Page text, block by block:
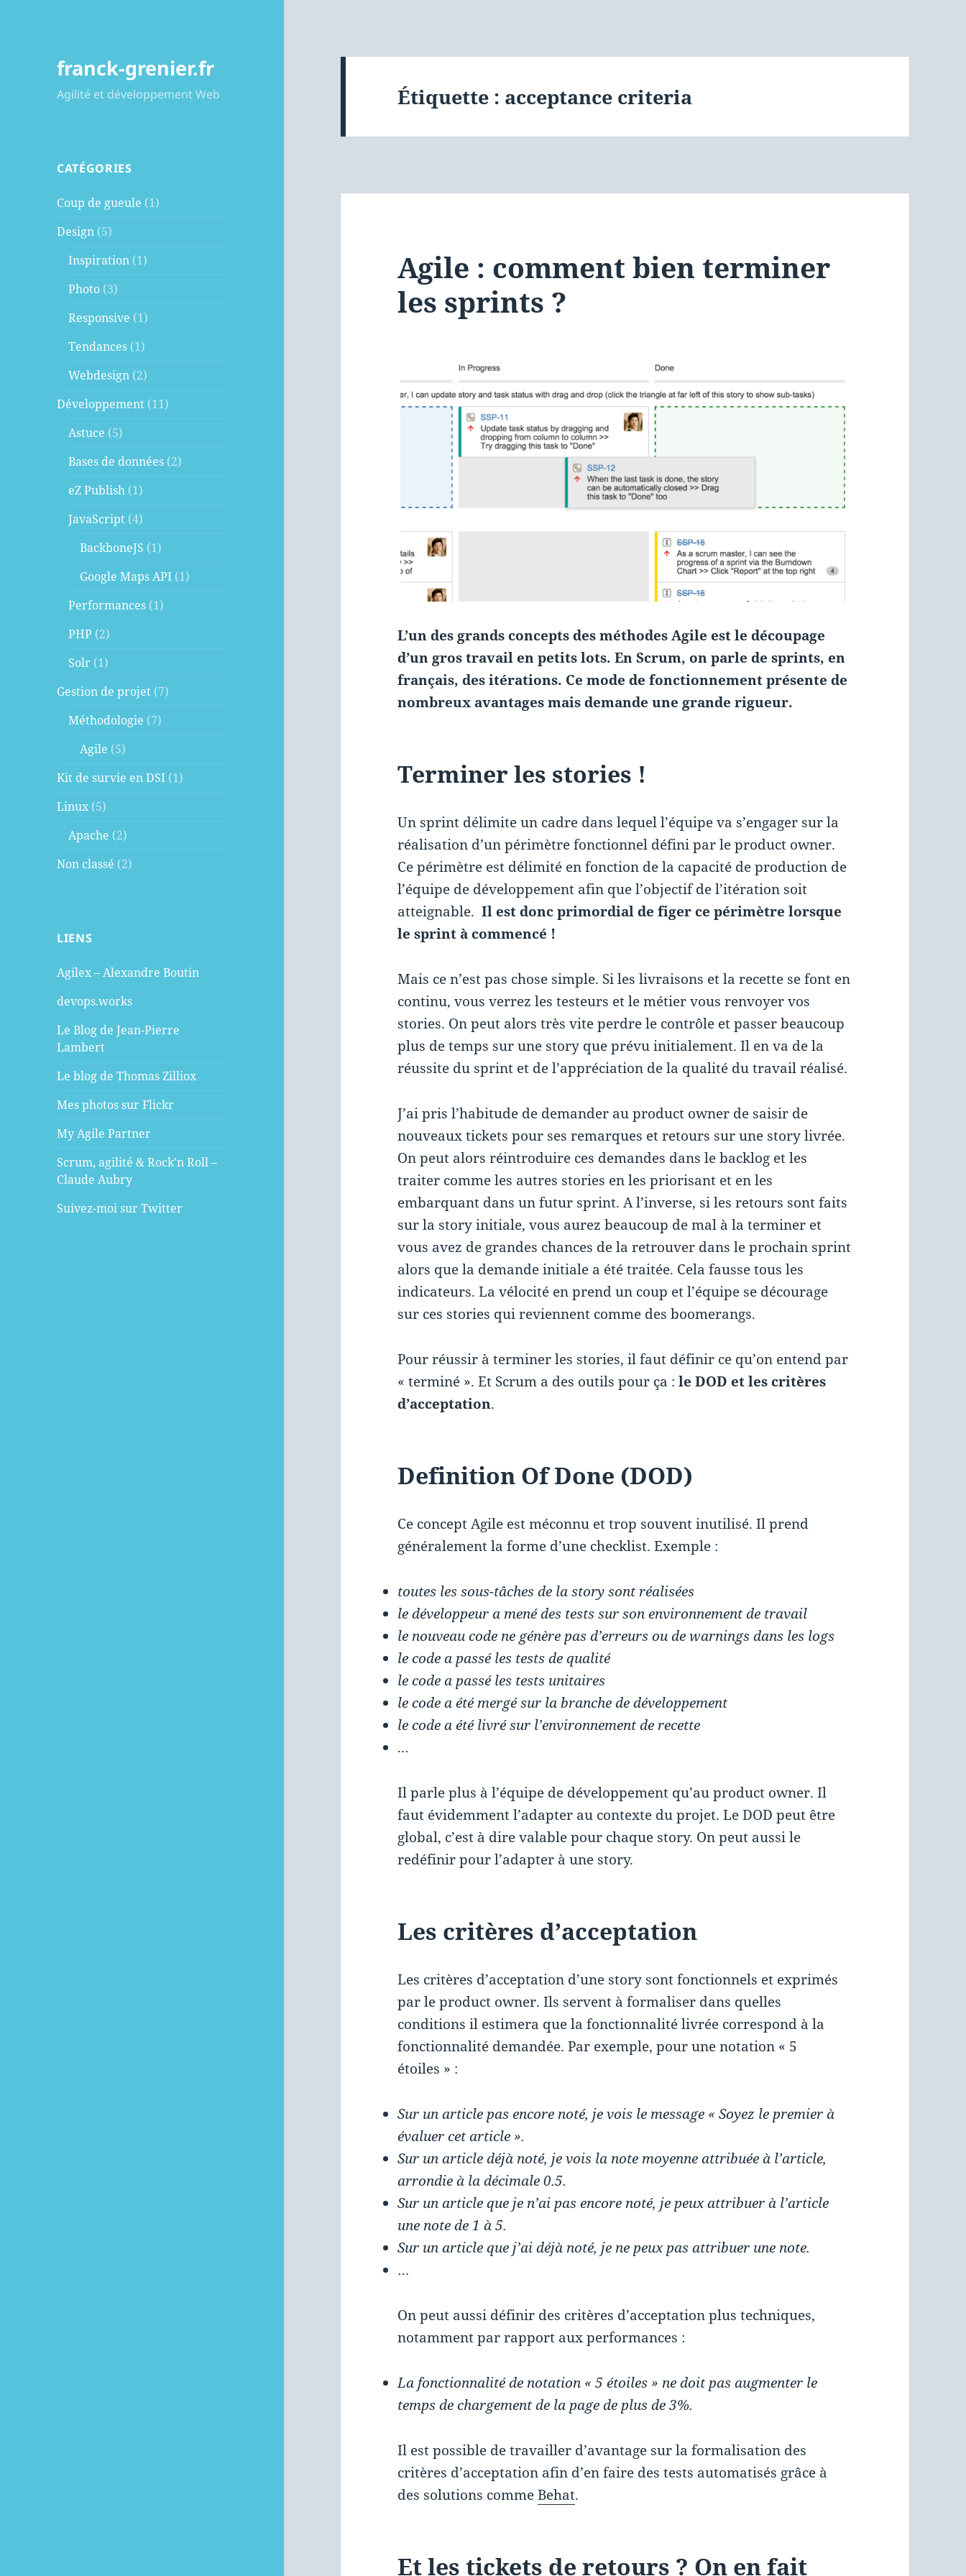
franck-grenier.fr
Agilité et développement Web
CATÉGORIES
Coup de gueule (1)
Design (5)
Inspiration (1)
Photo (3)
Responsive (1)
Tendances (1)
Webdesign (2)
Développement (11)
Astuce (5)
Bases de données (2)
eZ Publish (1)
JavaScript (4)
BackboneJS (1)
Google Maps API (1)
Performances (1)
PHP (2)
Solr (1)
Gestion de projet (7)
Méthodologie (7)
Agile (5)
Kit de survie en DSI (1)
Linux (5)
Apache (2)
Non classé (2)
LIENS
Agilex – Alexandre Boutin
devops.works
Le Blog de Jean-Pierre
Lambert
Le blog de Thomas Zilliox
Mes photos sur Flickr
My Agile Partner
Scrum, agilité & Rock'n Roll –
Claude Aubry
Suivez-moi sur Twitter
Étiquette : acceptance criteria
Agile : comment bien terminer
les sprints ?
L’un des grands concepts des méthodes Agile est le découpage
d’un gros travail en petits lots. En Scrum, on parle de sprints, en
français, des itérations. Ce mode de fonctionnement présente de
nombreux avantages mais demande une grande rigueur.
Terminer les stories !
Un sprint délimite un cadre dans lequel l’équipe va s’engager sur la
réalisation d’un périmètre fonctionnel défini par le product owner.
Ce périmètre est délimité en fonction de la capacité de production de
l’équipe de développement afin que l’objectif de l’itération soit
atteignable.Il est donc primordial de figer ce périmètre lorsque
le sprint à commencé !
Mais ce n’est pas chose simple. Si les livraisons et la recette se font en
continu, vous verrez les testeurs et le métier vous renvoyer vos
stories. On peut alors très vite perdre le contrôle et passer beaucoup
plus de temps sur une story que prévu initialement. Il en va de la
réussite du sprint et de l’appréciation de la qualité du travail réalisé.
J’ai pris l’habitude de demander au product owner de saisir de
nouveaux tickets pour ses remarques et retours sur une story livrée.
On peut alors réintroduire ces demandes dans le backlog et les
traiter comme les autres stories en les priorisant et en les
embarquant dans un futur sprint. A l’inverse, si les retours sont faits
sur la story initiale, vous aurez beaucoup de mal à la terminer et
vous avez de grandes chances de la retrouver dans le prochain sprint
alors que la demande initiale a été traitée. Cela fausse tous les
indicateurs. La vélocité en prend un coup et l’équipe se décourage
sur ces stories qui reviennent comme des boomerangs.
Pour réussir à terminer les stories, il faut définir ce qu’on entend par
« terminé ». Et Scrum a des outils pour ça :le DOD et les critères
d’acceptation.
Definition Of Done (DOD)
Ce concept Agile est méconnu et trop souvent inutilisé. Il prend
généralement la forme d’une checklist. Exemple :
toutes les sous-tâches de la story sont réalisées
le développeur a mené des tests sur son environnement de travail
le nouveau code ne génère pas d’erreurs ou de warnings dans les logs
le code a passé les tests de qualité
le code a passé les tests unitaires
le code a été mergé sur la branche de développement
le code a été livré sur l’environnement de recette
…
Il parle plus à l’équipe de développement qu’au product owner. Il
faut évidemment l’adapter au contexte du projet. Le DOD peut être
global, c’est à dire valable pour chaque story. On peut aussi le
redéfinir pour l’adapter à une story.
Les critères d’acceptation
Les critères d’acceptation d’une story sont fonctionnels et exprimés
par le product owner. Ils servent à formaliser dans quelles
conditions il estimera que la fonctionnalité livrée correspond à la
fonctionnalité demandée. Par exemple, pour une notation « 5
étoiles » :
Sur un article pas encore noté, je vois le message « Soyez le premier à
évaluer cet article ».
Sur un article déjà noté, je vois la note moyenne attribuée à l’article,
arrondie à la décimale 0.5.
Sur un article que je n’ai pas encore noté, je peux attribuer à l’article
une note de 1 à 5.
Sur un article que j’ai déjà noté, je ne peux pas attribuer une note.
…
On peut aussi définir des critères d’acceptation plus techniques,
notamment par rapport aux performances :
La fonctionnalité de notation « 5 étoiles » ne doit pas augmenter le
temps de chargement de la page de plus de 3%.
Il est possible de travailler d’avantage sur la formalisation des
critères d’acceptation afin d’en faire des tests automatisés grâce à
des solutions commeBehat.
Et les tickets de retours ? On en fait